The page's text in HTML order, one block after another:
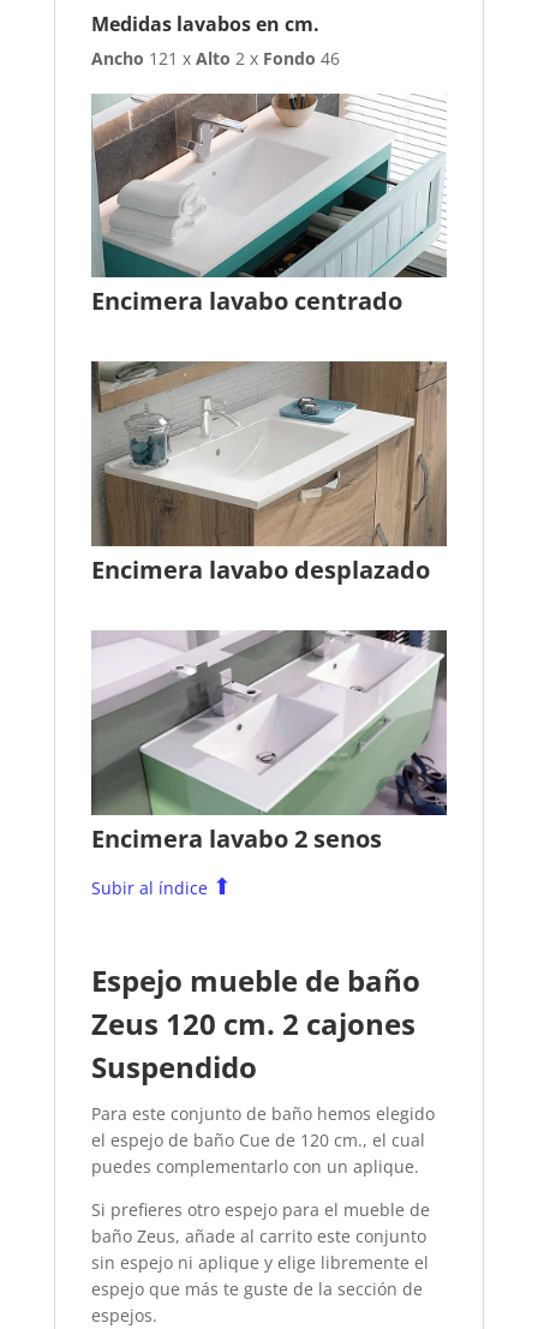
Medidas lavabos en cm.
Ancho 121 x Alto 2 x Fondo 46
Encimera lavabo centrado
Encimera lavabo desplazado
Encimera lavabo 2 senos
Subir al índice ⬆
Espejo mueble de baño
Zeus 120 cm. 2 cajones
Suspendido
Para este conjunto de baño hemos elegido
el espejo de baño Cue de 120 cm., el cual
puedes complementarlo con un aplique.
Si prefieres otro espejo para el mueble de
baño Zeus, añade al carrito este conjunto
sin espejo ni aplique y elige libremente el
espejo que más te guste de la sección de
espejos.